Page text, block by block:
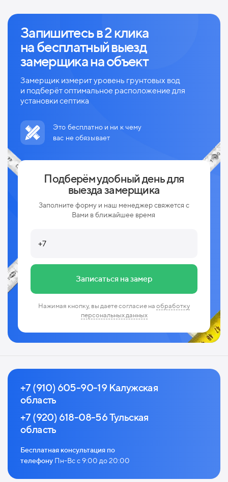
Запишитесь в 2 клика
набесплатный выезд
замерщика на объект
Замерщик измерит уровень грунтовых вод
и подберёт оптимальное расположение для
установки септика
Это бесплатно и ни к чему
вас не обязывает
Подберём удобный день для
выезда замерщика
Заполните форму и наш менеджер свяжется с
Вами в ближайшее время
Записаться на замер
Нажимая кнопку, вы даете согласие на обработку
персональных данных
+7 (910) 605-90-19 Калужская
область
+7 (920) 618-08-56 Тульская
область
Бесплатная консультация по
телефону Пн-Вс с 9:00 до 20:00